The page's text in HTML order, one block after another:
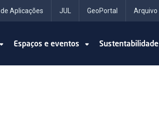
Aplicações JUL GeoPortal Arquivo
Espaços e eventos Sustentabilidade